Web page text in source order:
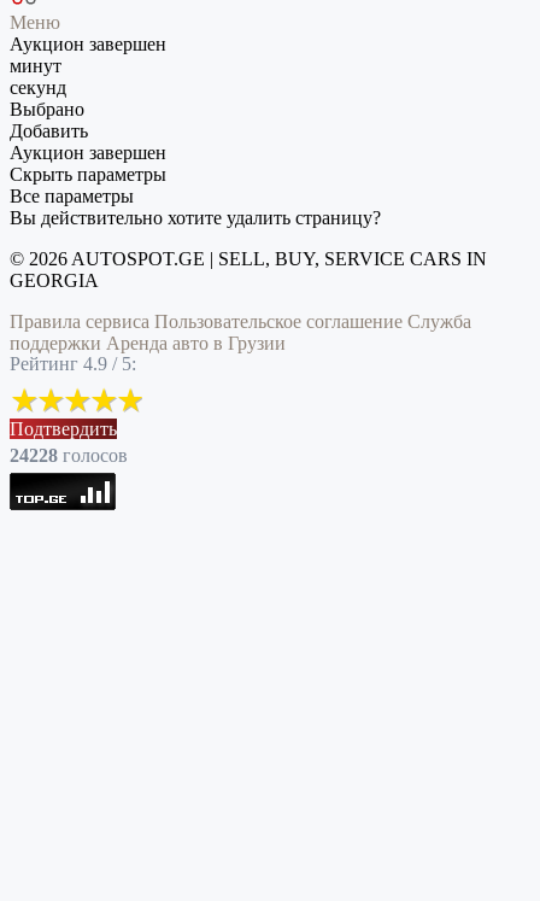
Меню
Аукцион завершен
минут
секунд
Выбрано
Добавить
Аукцион завершен
Скрыть параметры
Все параметры
Вы действительно хотите удалить страницу?
© 2026 AUTOSPOT.GE | SELL, BUY, SERVICE CARS IN
GEORGIA
Правила сервиса Пользовательское соглашение Служба
поддержки Аренда авто в Грузии
Рейтинг 4.9 / 5:
Подтвердить
24228 голоcов